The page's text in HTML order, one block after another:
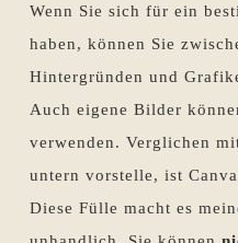
Wenn Sie sich für ein
haben, können Sie
Hintergründen und
Auch eigene Bilder
verwenden. Verglichen
untern vorstelle, ist Canva
Diese Fülle macht es